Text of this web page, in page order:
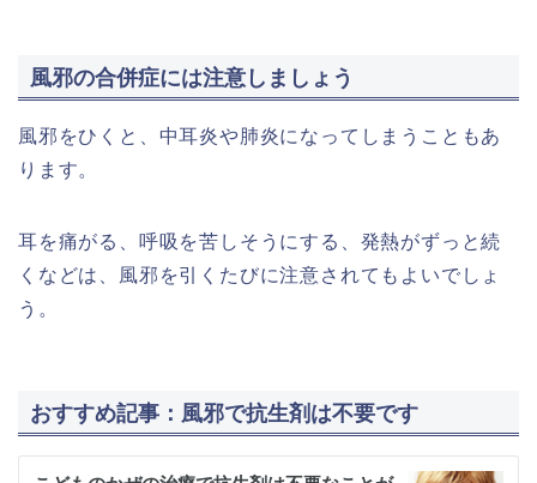
風邪の合併症には注意しましょう
風邪をひくと、中耳炎や肺炎になってしまうこともあ
ります。
耳を痛がる、呼吸を苦しそうにする、発熱がずっと続
くなどは、風邪を引くたびに注意されてもよいでしょ
う。
おすすめ記事：風邪で抗生剤は不要です